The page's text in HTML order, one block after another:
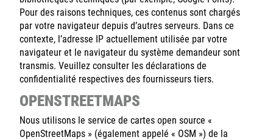
Pour des raisons techniques, ces contenus sont chargés
par votre navigateur depuis d’autres serveurs. Dans ce
contexte, l’adresse IP actuellement utilisée par votre
navigateur et le navigateur du système demandeur sont
transmis. Veuillez consulter les déclarations de
confidentialité respectives des fournisseurs tiers.
OPENSTREETMAPS
Nous utilisons le service de cartes open source «
OpenStreetMaps » (également appelé « OSM ») de la